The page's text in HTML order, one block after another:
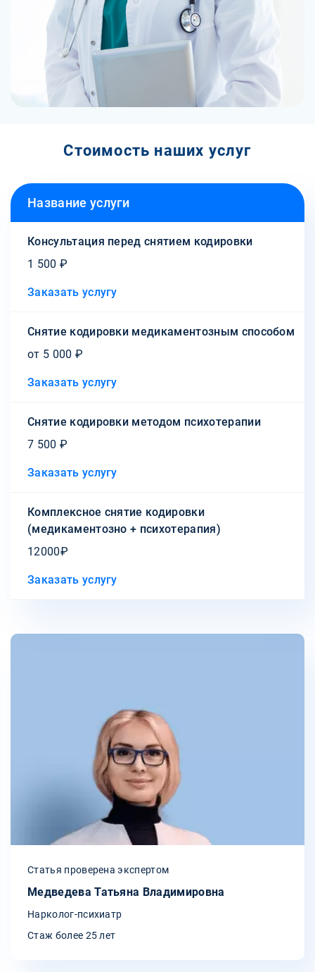
Стоимость наших услуг
Название услуги
Консультация перед снятием кодировки
1 500 ₽
Заказать услугу
Снятие кодировки медикаментозным способом
от 5 000 ₽
Заказать услугу
Снятие кодировки методом психотерапии
7 500 ₽
Заказать услугу
Комплексное снятие кодировки
(медикаментозно + психотерапия)
12000₽
Заказать услугу
Статья проверена экспертом
Медведева Татьяна Владимировна
Нарколог-психиатр
Стаж более 25 лет